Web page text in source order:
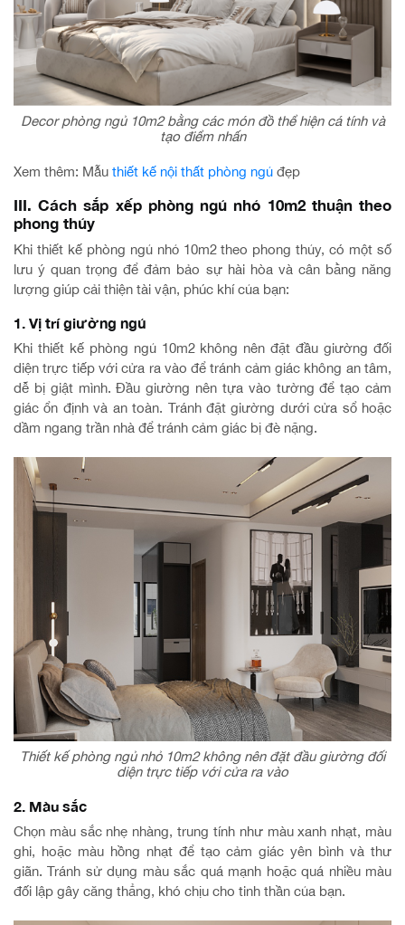
Decor phòng ngủ 10m2 bằng các món đồ thể hiện cá tính và
tạo điểm nhấn
Xem thêm: Mẫu thiết kế nội thất phòng ngủ đẹp
III. Cách sắp xếp phòng ngủ nhỏ 10m2 thuận theo
phong thủy
Khi thiết kế phòng ngủ nhỏ 10m2 theo phong thủy, có một số
lưu ý quan trọng để đảm bảo sự hài hòa và cân bằng năng
lượng giúp cải thiện tài vận, phúc khí của bạn:
1. Vị trí giường ngủ
Khi thiết kế phòng ngủ 10m2 không nên đặt đầu giường đối
diện trực tiếp với cửa ra vào để tránh cảm giác không an tâm,
dễ bị giật mình. Đầu giường nên tựa vào tường để tạo cảm
giác ổn định và an toàn. Tránh đặt giường dưới cửa sổ hoặc
dầm ngang trần nhà để tránh cảm giác bị đè nặng.
Thiết kế phòng ngủ nhỏ 10m2 không nên đặt đầu giường đối
diện trực tiếp với cửa ra vào
2. Màu sắc
Chọn màu sắc nhẹ nhàng, trung tính như màu xanh nhạt, màu
ghi, hoặc màu hồng nhạt để tạo cảm giác yên bình và thư
giãn. Tránh sử dụng màu sắc quá mạnh hoặc quá nhiều màu
đối lập gây căng thẳng, khó chịu cho tinh thần của bạn.